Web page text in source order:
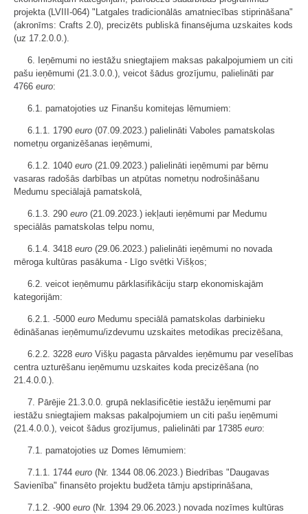
projekta (LVIII-064) "Latgales tradicionālās amatniecības stiprināšana"
(akronīms: Crafts 2.0), precizēts publiskā finansējuma uzskaites kods
(uz 17.2.0.0.).
6. Ieņēmumi no iestāžu sniegtajiem maksas pakalpojumiem un citi
pašu ieņēmumi (21.3.0.0.), veicot šādus grozījumu, palielināti par
4766 euro:
6.1. pamatojoties uz Finanšu komitejas lēmumiem:
6.1.1. 1790 euro (07.09.2023.) palielināti Vaboles pamatskolas
nometņu organizēšanas ieņēmumi,
6.1.2. 1040 euro (21.09.2023.) palielināti ieņēmumi par bērnu
vasaras radošās darbības un atpūtas nometņu nodrošināšanu
Medumu speciālajā pamatskolā,
6.1.3. 290 euro (21.09.2023.) iekļauti ieņēmumi par Medumu
speciālās pamatskolas telpu nomu,
6.1.4. 3418 euro (29.06.2023.) palielināti ieņēmumi no novada
mēroga kultūras pasākuma - Līgo svētki Višķos;
6.2. veicot ieņēmumu pārklasifikāciju starp ekonomiskajām
kategorijām:
6.2.1. -5000 euro Medumu speciālā pamatskolas darbinieku
ēdināšanas ieņēmumu/izdevumu uzskaites metodikas precizēšana,
6.2.2. 3228 euro Višķu pagasta pārvaldes ieņēmumu par veselības
centra uzturēšanu ieņēmumu uzskaites koda precizēšana (no
21.4.0.0.).
7. Pārējie 21.3.0.0. grupā neklasificētie iestāžu ieņēmumi par
iestāžu sniegtajiem maksas pakalpojumiem un citi pašu ieņēmumi
(21.4.0.0.), veicot šādus grozījumus, palielināti par 17385 euro:
7.1. pamatojoties uz Domes lēmumiem:
7.1.1. 1744 euro (Nr. 1344 08.06.2023.) Biedrības "Daugavas
Savienība" finansēto projektu budžeta tāmju apstiprināšana,
7.1.2. -900 euro (Nr. 1394 29.06.2023.) novada nozīmes kultūras